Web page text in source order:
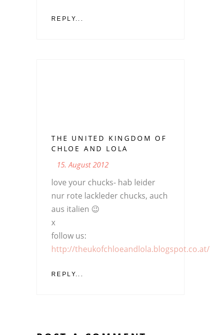
REPLY...
THE UNITED KINGDOM OF
CHLOE AND LOLA
15. August 2012
love your chucks- hab leider
nur rote lackleder chucks, auch
aus italien 😉
x
follow us:
http://theukofchloeandlola.blogspot.co.at/
REPLY...